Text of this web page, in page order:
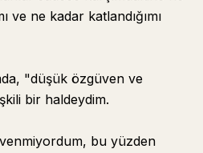
ve ne kadar katlandığımı
"düşük özgüven ve
bir haldeydim.
bu yüzden